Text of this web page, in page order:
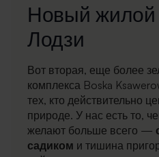
Новый жилой
Лодзи
Вот вторая, еще более
комплекса Boska
тех, кто действительно
природе. У нас есть то,
желают больше всего —
садиком и тишина